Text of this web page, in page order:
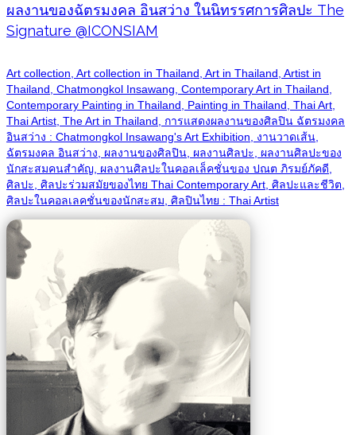
ผลงานของฉัตรมงคล อินสว่าง ในนิทรรศการศิลปะ The
Signature @ICONSIAM
Art collection, Art collection in Thailand, Art in Thailand, Artist in
Thailand, Chatmongkol Insawang, Contemporary Art in Thailand,
Contemporary Painting in Thailand, Painting in Thailand, Thai Art,
Thai Artist, The Art in Thailand, การแสดงผลงานของศิลปิน ฉัตรมงคล
อินสว่าง : Chatmongkol Insawang's Art Exhibition, งานวาดเส้น,
ฉัตรมงคล อินสว่าง, ผลงานของศิลปิน, ผลงานศิลปะ, ผลงานศิลปะของ
นักสะสมคนสำคัญ, ผลงานศิลปะในคอลเล็คชั่นของ ปณต ภิรมย์ภัคดี,
ศิลปะ, ศิลปะร่วมสมัยของไทย Thai Contemporary Art, ศิลปะและชีวิต,
ศิลปะในคอลเลคชั่นของนักสะสม, ศิลปินไทย : Thai Artist